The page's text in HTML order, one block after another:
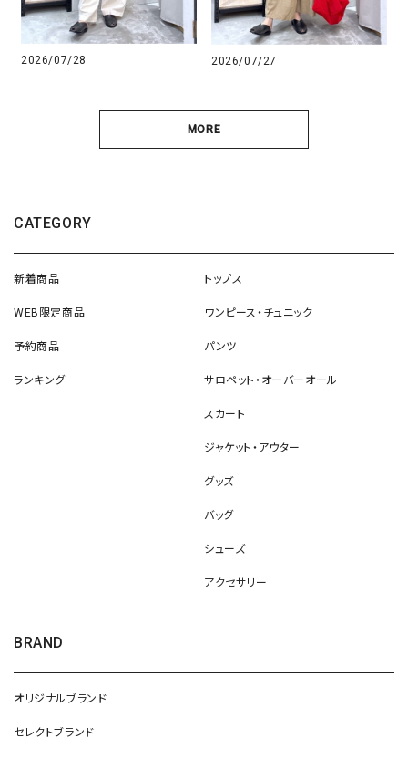
2026/07/28 2026/07/27
MORE
CATEGORY
新着商品
WEB限定商品
予約商品
ランキング
トップス
ワンピース・チュニック
パンツ
サロペット・オーバーオール
スカート
ジャケット・アウター
グッズ
バッグ
シューズ
アクセサリー
BRAND
オリジナルブランド
セレクトブランド